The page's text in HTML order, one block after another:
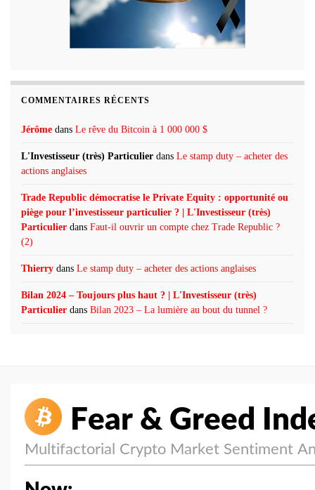
COMMENTAIRES RÉCENTS
Jérôme dans Le rêve du Bitcoin à 1 000 000 $
L'Investisseur (très) Particulier dans Le stamp duty – acheter des
actions anglaises
Trade Republic démocratise le Private Equity : opportunité ou
piège pour l’investisseur particulier ? | L'Investisseur (très)
Particulier dans Faut-il ouvrir un compte chez Trade Republic ?
(2)
Thierry dans Le stamp duty – acheter des actions anglaises
Bilan 2024 – Toujours plus haut ? | L'Investisseur (très)
Particulier dans Bilan 2023 – La lumière au bout du tunnel ?